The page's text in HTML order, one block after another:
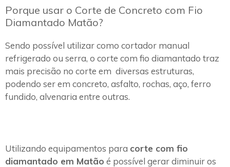
Porque usar o Corte de Concreto com Fio
Diamantado Matão?
Sendo possível utilizar como cortador manual
refrigerado ou serra, o corte com fio diamantado traz
mais precisão no corte em diversas estruturas,
podendo ser em concreto, asfalto, rochas, aço, ferro
fundido, alvenaria entre outras.
Utilizando equipamentos para corte com fio
diamantado em Matão é possível gerar diminuir os